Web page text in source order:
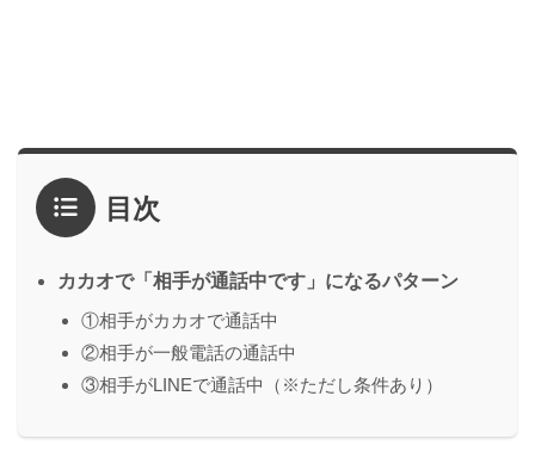
目次
カカオで「相手が通話中です」になるパターン
①相手がカカオで通話中
②相手が一般電話の通話中
③相手がLINEで通話中（※ただし条件あり）